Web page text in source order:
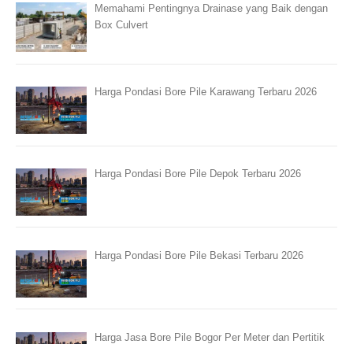
Memahami Pentingnya Drainase yang Baik dengan
Box Culvert
Harga Pondasi Bore Pile Karawang Terbaru 2026
Harga Pondasi Bore Pile Depok Terbaru 2026
Harga Pondasi Bore Pile Bekasi Terbaru 2026
Harga Jasa Bore Pile Bogor Per Meter dan Pertitik